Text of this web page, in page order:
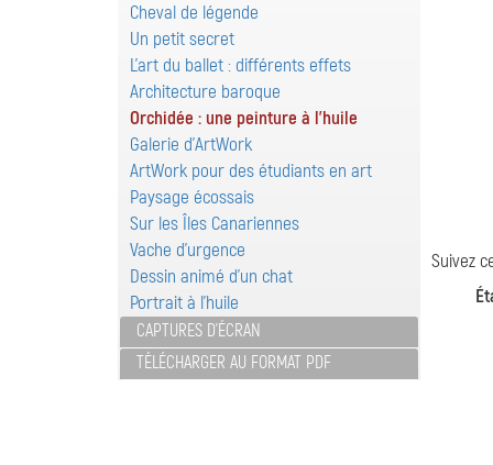
Cheval de légende
Un petit secret
L'art du ballet : différents effets
Architecture baroque
Orchidée : une peinture à l'huile
Galerie d'ArtWork
ArtWork pour des étudiants en art
Paysage écossais
Sur les Îles Canariennes
Vache d'urgence
Dessin animé d'un chat
Portrait à l'huile
CAPTURES D'ÉCRAN
TÉLÉCHARGER AU FORMAT PDF
Suivez